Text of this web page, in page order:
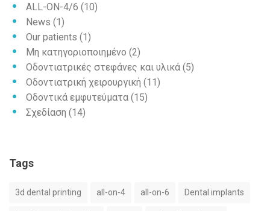
ALL-ON-4/6 (10)
News (1)
Our patients (1)
Μη κατηγοριοποιημένο (2)
Οδοντιατρικές στεφάνες και υλικά (5)
Οδοντιατρική χειρουργική (11)
Οδοντικά εμφυτεύματα (15)
Σχεδίαση (14)
Tags
3d dental printing all-on-4 all-on-6 Dental implants